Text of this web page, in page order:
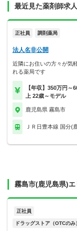
最近見た薬剤師求人
正社員 調剤薬局
法人名非公開
近隣にお住いの方々が気
れる薬局です
【年収】350万円～
上 22歳～モデル
鹿児島県 霧島市
ＪＲ日豊本線 国分(
霧島市(鹿児島県)
正社員
ドラッグストア（OTCのみ